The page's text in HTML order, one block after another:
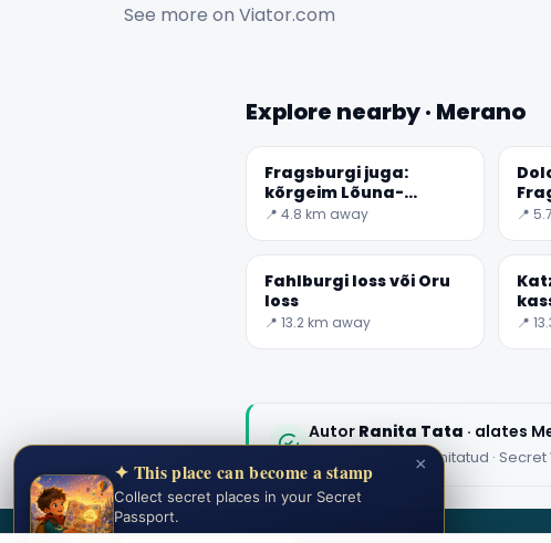
See more on Viator.com
Explore nearby · Merano
Fragsburgi juga:
kõrgeim Lõuna-
Tiroolis
📍 4.8 km away 📍
Fahlburgi loss või Oru
loss
📍 13.2 km away 📍
Autor Ranita Tata · alates
Toimetuse sisu kinnitatud ·
×
✦ This place can become a stamp
Collect secret places in your Secret
Passport.